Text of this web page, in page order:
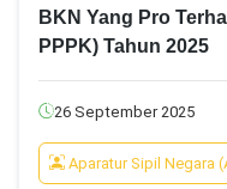
BKN Yang Pro
PPPK) Tahun 2025
26 September 2025
Aparatur Sipil Negara